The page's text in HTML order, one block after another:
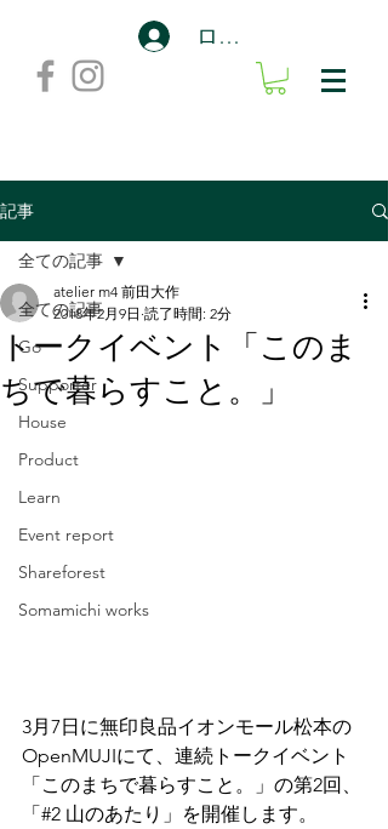
ログイン
記事
全ての記事
Go
Supporter
House
Product
Learn
Event report
Shareforest
Somamichi works
全ての記事
トークイベント「このま
ちで暮らすこと。」
atelier m4 前田大作
2018年2月9日 読了時間: 2分
3月7日に無印良品イオンモール松本の
OpenMUJIにて、連続トークイベント
「このまちで暮らすこと。」の第2回、
「#2 山のあたり」を開催します。